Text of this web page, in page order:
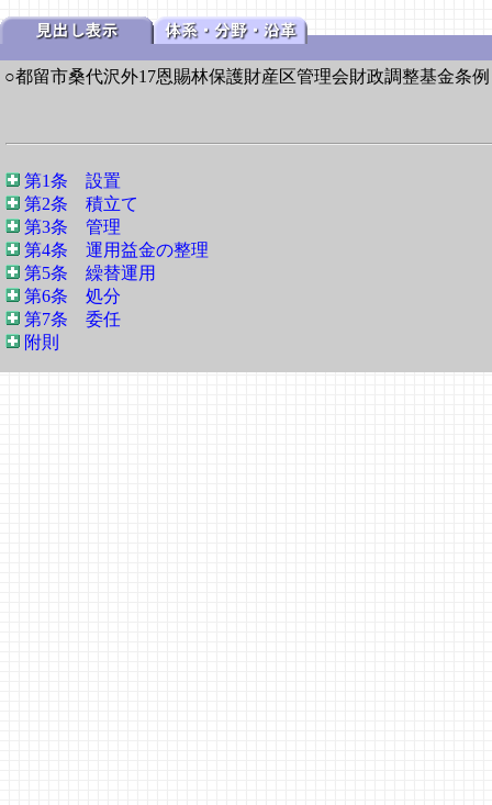
○都留市桑代沢外17恩賜林保護財産区管理会財政調整基金条例
第1条 設置
第2条 積立て
第3条 管理
第4条 運用益金の整理
第5条 繰替運用
第6条 処分
第7条 委任
附則